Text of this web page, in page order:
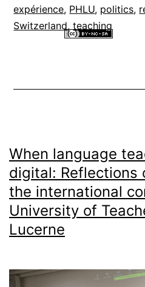
expérience, PHLU, politics,
Switzerland,teaching
When language
digital: Reflections
the international
University of
Lucerne